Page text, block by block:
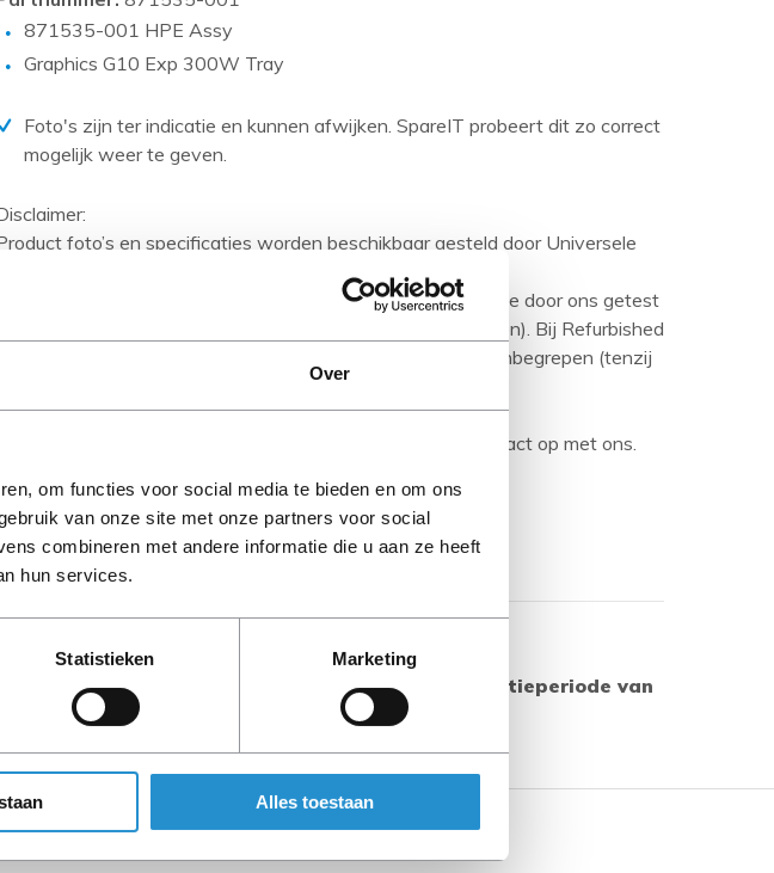
Over
om functies voor social media te bieden en om ons
van onze site met onze partners voor social
combineren met andere informatie die u aan ze heeft
hun services.
Statistieken Marketing
Alles toestaan
871535-001 HPE Assy
Graphics G10 Exp 300W Tray
Foto's zijn ter indicatie en kunnen afwijken. SpareIT probeert dit zo correct
mogelijk weer te geven.
foto’s en specificaties worden beschikbaar gesteld door Universele
Databases en zijn vaak gebaseerd op nieuwe producten.
Wanneer het artikel een 'Refurbished product' betreft is deze door ons getest
en heeft het een A-grade conditie (tenzij anders aangegeven). Bij Refurbished
artikelen zijn kabels, software media en handleidingen niet inbegrepen (tenzij
aangegeven).
Let goed op de productbeschrijving en neem bij vragen contact op met ons.
LET OP: Op refurbished producten geldt een garantieperiode van
90 dagen, tenzij anders aangegeven.